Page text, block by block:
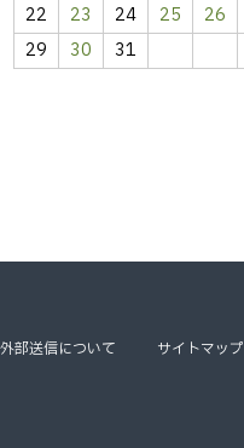
22
23 24 25 26
29
30 31
部送信について サイトマップ